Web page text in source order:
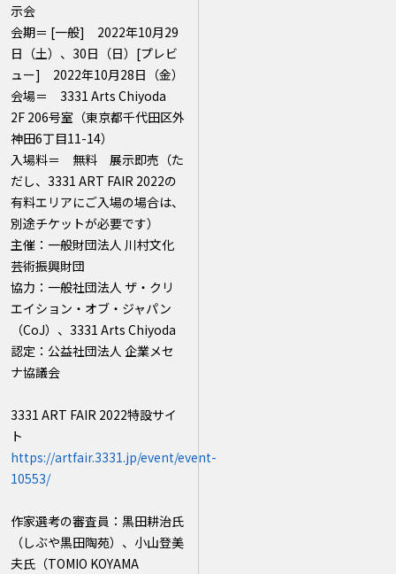
示会
会期＝ [一般] 2022年10月29
日（土）、30日（日）[プレビ
ュー] 2022年10月28日（金）
会場＝ 3331 Arts Chiyoda
2F 206号室（東京都千代田区外
神田6丁目11-14）
入場料＝ 無料 展示即売（た
だし、3331 ART FAIR 2022の
有料エリアにご入場の場合は、
別途チケットが必要です）
主催：一般財団法人 川村文化
芸術振興財団
協力：一般社団法人 ザ・クリ
エイション・オブ・ジャパン
（CoJ）、3331 Arts Chiyoda
認定：公益社団法人 企業メセ
ナ協議会
3331 ART FAIR 2022特設サイ
ト
https://artfair.3331.jp/event/event-
10553/
作家選考の審査員：黒田耕治氏
（しぶや黒田陶苑）、小山登美
夫氏（TOMIO KOYAMA